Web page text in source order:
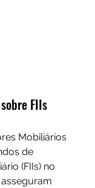
FIIs
Mobiliários
de
(FIIs) no